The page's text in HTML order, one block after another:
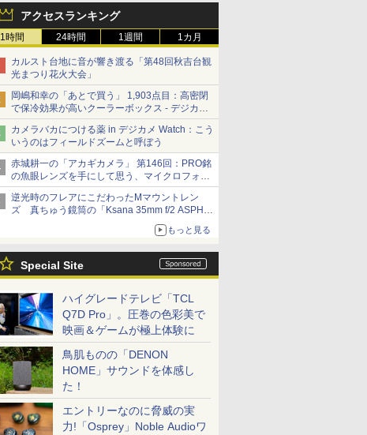
アクセスランキング
1時間 24時間 1週間 1カ月
カルスト台地に音が響き渡る「第48回秋吉台観
光まつり花火大会」
岡嶋和幸の「あとで買う」 1,903点目：高密閉
で保冷効果が高いクーラーボックス - デジカメ
Watch
カメラバカにつける薬 in デジカメ Watch：こう
いうのはフィールドズームと呼ぼう
赤城耕一の「アカギカメラ」 第146回：PRO銘
の魚眼レンズを手にして思う、マイクロフォー
サーズへの期待と可能性
逆光時のフレアにこだわったMマウントレン
ズ 真ちゅう鏡筒の「Ksana 35mm f/2 ASPH.
もっと見る
Special Site
ハイグレードテレビ「TCL
Q7D Pro」。圧巻の色彩美で
映画＆ゲームが極上体験に
鳥肌ものの「DENON
HOME」サウンドを体感し
た！
エントリーなのに脅威の実
力!「Osprey」Noble Audioワ